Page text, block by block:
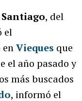
, del
el
enVieques que
el año pasado y
más buscados
, informó el